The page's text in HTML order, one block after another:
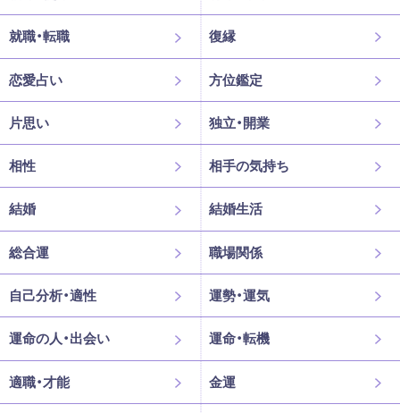
就職・転職 復縁
恋愛占い 方位鑑定
片思い 独立・開業
相性 相手の気持ち
結婚 結婚生活
総合運 職場関係
自己分析・適性 運勢・運気
運命の人・出会い 運命・転機
適職・才能 金運